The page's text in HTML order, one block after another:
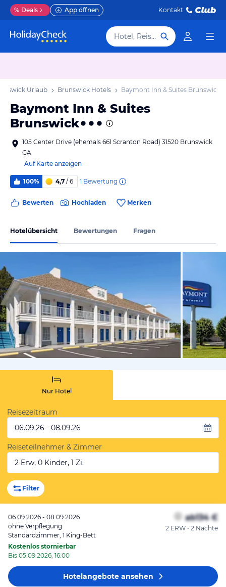
% Deals App öffnen Kontakt
Hotel, Reiseziel
Urlaub Brunswick Hotels Baymont Inn & Suites Brunswick
Baymont Inn & Suites
Brunswick
105 Center Drive (ehemals 661 Scranton Road) 31520 Brunswick
GA
Auf Karte anzeigen
100% 4,7 / 6 1 Bewertung
Bewerten Hochladen Merken
Hotelübersicht Bewertungen Fragen
von
Nur Hotel
Reisezeitraum
06.09.26 - 08.09.26
Reiseteilnehmer & Zimmer
2 Erw, 0 Kinder, 1 Zi.
Filter
06.09.2026 - 08.09.2026
ohne Verpflegung
Standardzimmer, 1 King-Bett
Kostenlos stornierbar
Bis 05.09.2026, 16:00
ab134 €
2 ERW • 2 Nächte
Hotelangeboteansehen